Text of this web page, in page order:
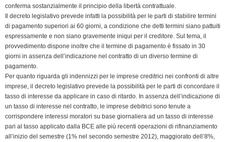
conferma sostanzialmente il principio della libertà contrattuale.
Il decreto legislativo prevede infatti la possibilità per le parti di stabilire termini
di pagamento superiori ai 60 giorni, a condizione che detti termini siano pattuiti
espressamente e non siano gravemente iniqui per il creditore. Sul tema, il
provvedimento dispone inoltre che il termine di pagamento è fissato in 30
giorni in assenza dell’indicazione nel contratto di un diverso termine di
pagamento.
Per quanto riguarda gli indennizzi per le imprese creditrici nei confronti di altre
imprese, il decreto legislativo prevede la possibilità per le parti di concordare il
tasso di interesse da applicare in caso di ritardo. In assenza dell’indicazione di
un tasso di interesse nel contratto, le imprese debitrici sono tenute a
corrispondere interessi moratori su base giornaliera ad un tasso di interesse
pari al tasso applicato dalla BCE alle più recenti operazioni di rifinanziamento
all’inizio del semestre (1% nel secondo semestre 2012), maggiorato dell’8%,